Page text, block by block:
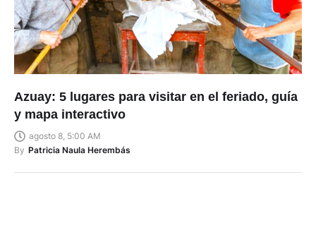
Azuay: 5 lugares para visitar en el feriado, guía
y mapa interactivo
agosto 8, 5:00 AM
By Patricia Naula Herembás